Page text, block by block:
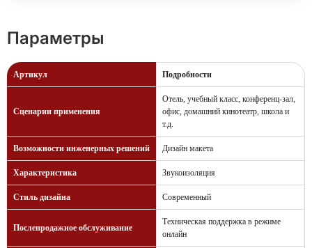
Параметры
Артикул Подробности
Сценарии применения
Отель, учебный класс, конференц-зал,
офис, домашний кинотеатр, школа и
т.д.
Возможности инженерных решений Дизайн макета
Характеристика Звукоизоляция
Стиль дизайна Современный
Послепродажное обслуживание
Техническая поддержка в режиме
онлайн